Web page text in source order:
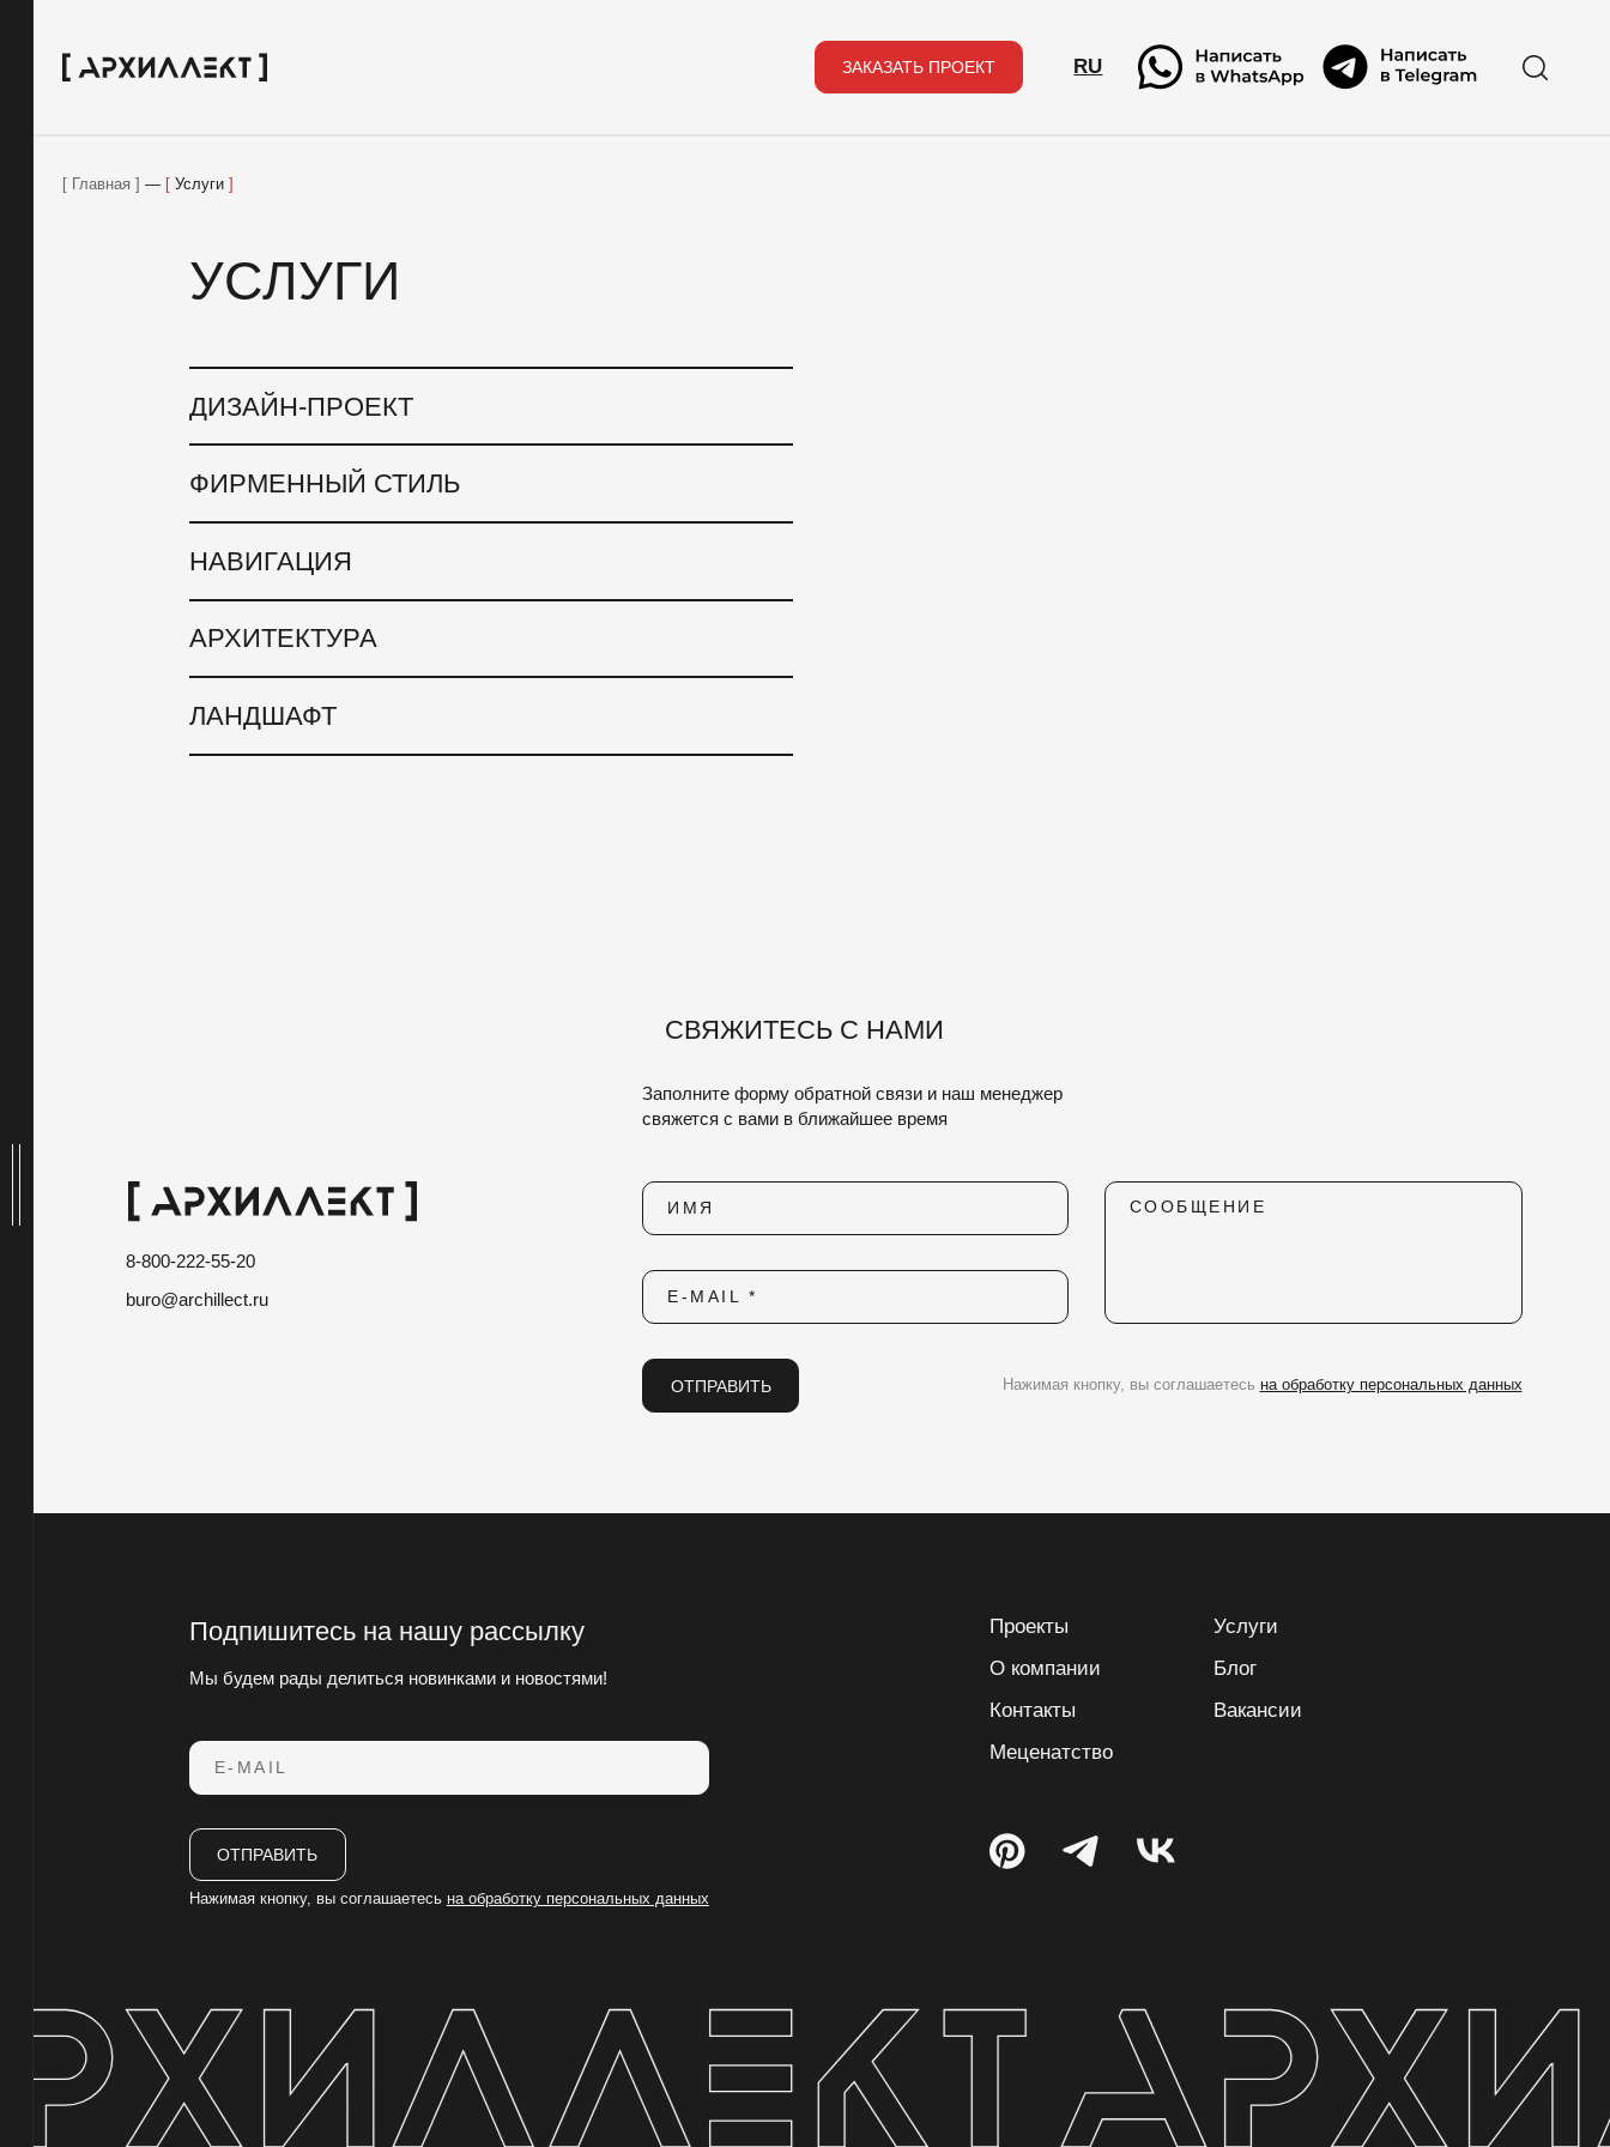
ЗАКАЗАТЬ ПРОЕКТ RU
Главная — Услуги
УСЛУГИ
ДИЗАЙН-ПРОЕКТ
ФИРМЕННЫЙ СТИЛЬ
НАВИГАЦИЯ
АРХИТЕКТУРА
ЛАНДШАФТ
СВЯЖИТЕСЬ С НАМИ
8-800-222-55-20
buro@archillect.ru
Заполните форму обратной связи и наш менеджер
свяжется с вами в ближайшее время
ИМЯ СООБЩЕНИЕ
E-MAIL *
ОТПРАВИТЬ Нажимая кнопку, вы соглашаетесь на обработку персональных данных
Подпишитесь на нашу рассылку
Мы будем рады делиться новинками и новостями!
E-MAIL
ОТПРАВИТЬ
Нажимая кнопку, вы соглашаетесь на обработку персональных данных
Проекты
Услуги
О компании
Блог
Контакты
Вакансии
Меценатство
Услуги
Блог
Вакансии
E-MAIL